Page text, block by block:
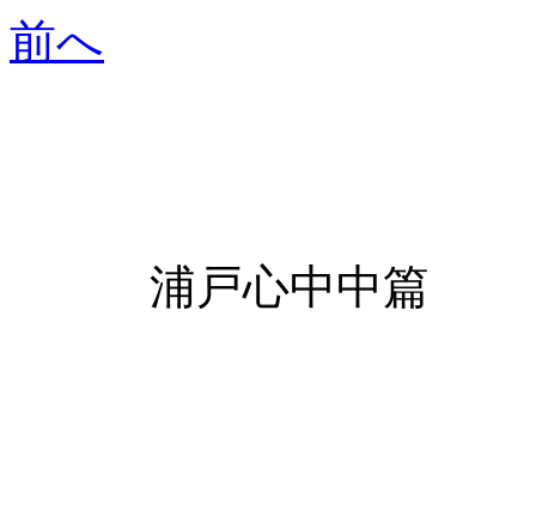
前へ
浦戸心中中篇